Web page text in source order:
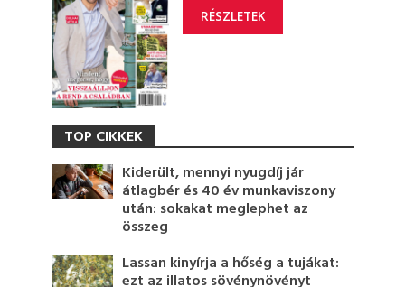
RÉSZLETEK
TOP CIKKEK
Kiderült, mennyi nyugdíj jár
átlagbér és 40 év munkaviszony
után: sokakat meglephet az
összeg
Lassan kinyírja a hőség a tujákat:
ezt az illatos sövénynövényt